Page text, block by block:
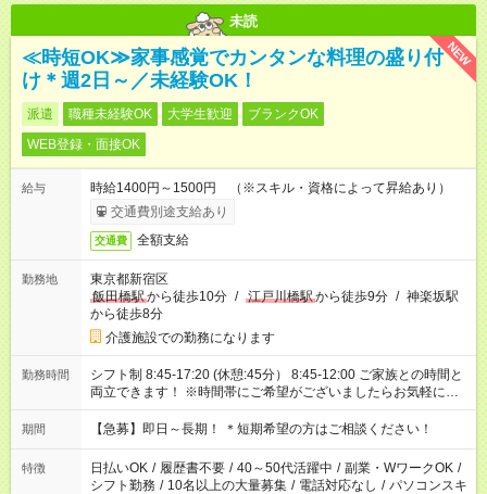
未読
NEW
≪時短OK≫家事感覚でカンタンな料理の盛り付
け＊週2日～／未経験OK！
派遣 職種未経験OK 大学生歓迎
ブランクOK
WEB登録・面接OK
給与
時給1400円～1500円 （※スキル・資格によって昇給あり）
交通費別途支給あり
交通費 全額支給
勤務地
東京都新宿区
飯田橋駅から徒歩10分 / 江戸川橋駅から徒歩9分 / 神楽坂駅
から徒歩8分
介護施設での勤務になります
勤務時間
シフト制 8:45-17:20 (休憩:45分） 8:45-12:00 ご家族との時間と
両立できます！ ※時間帯にご希望がございましたらお気軽にご
相談ください。
期間 【急募】即日～長期！ ＊短期希望の方はご相談ください！
特徴 日払いOK / 履歴書不要 / 40～50代活躍中 / 副業・WワークOK /
シフト勤務 / 10名以上の大量募集 / 電話対応なし / パソコンスキ